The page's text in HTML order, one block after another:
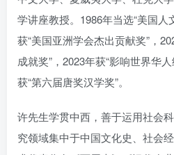
学讲座教授。1986年当选“美国人
获“美国亚洲学会杰出贡献奖”，
成就奖”，2023年获“影响世界华
获“第六届唐奖汉学奖”。
许先生学贯中西，善于运用社会
究领域集中于中国文化史、社会